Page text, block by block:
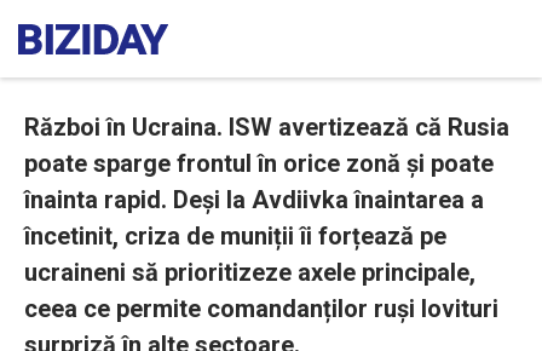
Război în Ucraina. ISW avertizează că Rusia
poate sparge frontul în orice zonă și poate
înainta rapid. Deși la Avdiivka înaintarea a
încetinit, criza de muniții îi forțează pe
ucraineni să prioritizeze axele principale,
ceea ce permite comandanților ruși lovituri
surpriză în alte sectoare.